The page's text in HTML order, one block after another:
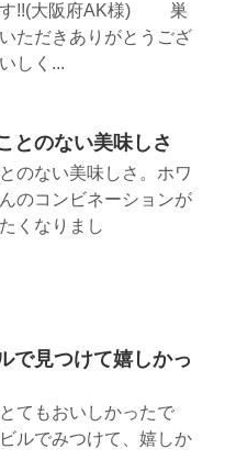
す!!(大阪府AK様) 巣
ただきありがとうござ
しく...
とのない美味しさ
のない美味しさ。ホワ
のコンビネーションが
くなりまし
。
で見つけて嬉しかっ
てもおいしかったで
ルでみつけて、嬉しか